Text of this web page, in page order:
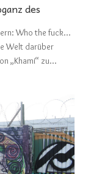
des
Who the fuck…
darüber
„Khami“ zu...